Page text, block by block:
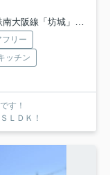
阪線「坊城」駅 徒歩25分
リー
ッチン
す！
ＬＤＫ！